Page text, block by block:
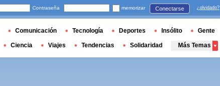
Contraseña memorizar Conectarse ¿olvidado?
Comunicación Tecnología Deportes Insólito Gente
Ciencia Viajes Tendencias Solidaridad Más Temas